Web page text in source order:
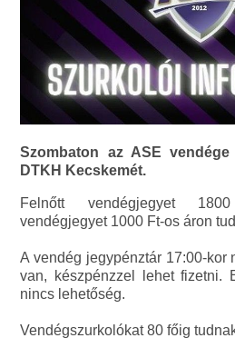
Szombaton az ASE
DTKH Kecskemét.
Felnőtt vendégjegyet
vendégjegyet 1000 Ft-os áron
A vendég jegypénztár 17:00-kor
van, készpénzzel lehet fizetni.
nincs lehetőség.
Vendégszurkolókat 80 főig